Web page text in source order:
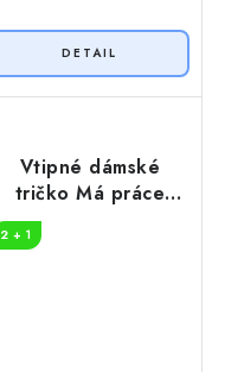
Vtipné dámské
tričko Má práce
DOKTORKA
2 + 1